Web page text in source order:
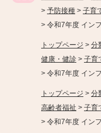
> 予防接種 > 子育
> 令和7年度 イン
トップページ > 分
健康・健診 > 子育
> 令和7年度 イン
トップページ > 分
高齢者福祉 > 子育
> 令和7年度 イン